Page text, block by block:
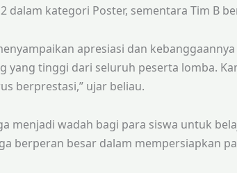
kategori Poster, sementara Tim B
apresiasi dan
tinggi dari seluruh peserta lomba.
berprestasi,” ujar beliau.
menjadi wadah bagi para siswa untuk
berperan besar dalam mempersiapkan